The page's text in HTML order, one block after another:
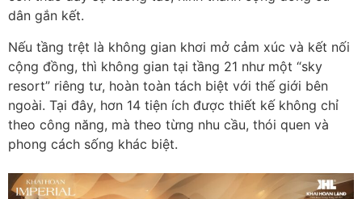
dân gắn kết.
Nếu tầng trệt là không gian khơi mở cảm xúc và kết nối
cộng đồng, thì không gian tại tầng 21 như một “sky
resort” riêng tư, hoàn toàn tách biệt với thế giới bên
ngoài. Tại đây, hơn 14 tiện ích được thiết kế không chỉ
theo công năng, mà theo từng nhu cầu, thói quen và
phong cách sống khác biệt.